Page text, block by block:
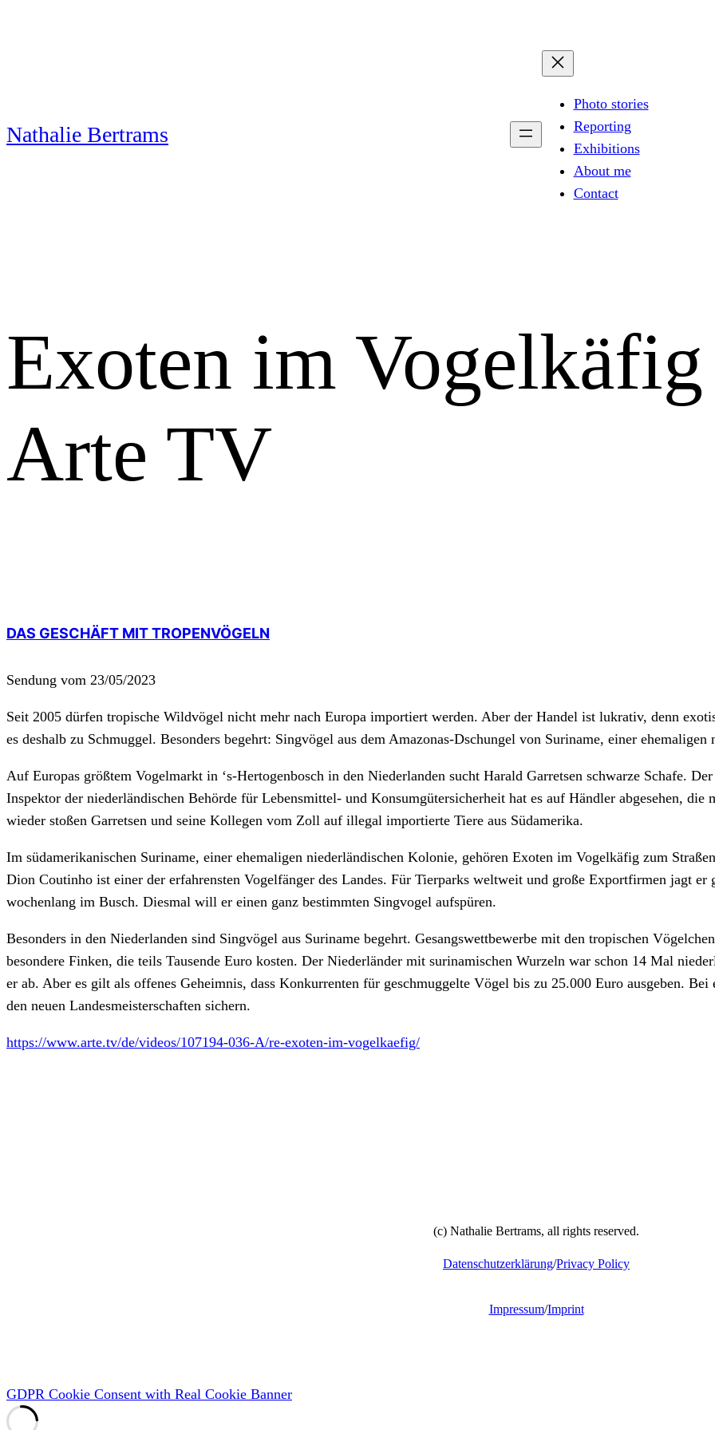
Nathalie Bertrams
Photo stories
Reporting
Exhibitions
About me
Contact
Exoten im
Arte TV
DAS GESCHÄFT MIT TROPENVÖGELN
Sendung vom 23/05/2023
Seit 2005 dürfen tropische Wildvögel nicht mehr nach Europa importiert werden. Aber der Handel ist lukrativ, denn
es deshalb zu Schmuggel. Besonders begehrt: Singvögel aus dem Amazonas-Dschungel von Suriname, einer
Auf Europas größtem Vogelmarkt in ‘s-Hertogenbosch in den Niederlanden sucht Harald Garretsen schwarze Schafe.
Inspektor der niederländischen Behörde für Lebensmittel- und Konsumgütersicherheit hat es auf Händler abgesehen,
wieder stoßen Garretsen und seine Kollegen vom Zoll auf illegal importierte Tiere aus Südamerika.
Im südamerikanischen Suriname, einer ehemaligen niederländischen Kolonie, gehören Exoten im Vogelkäfig zum
Dion Coutinho ist einer der erfahrensten Vogelfänger des Landes. Für Tierparks weltweit und große Exportfirmen jagt
wochenlang im Busch. Diesmal will er einen ganz bestimmten Singvogel aufspüren.
Besonders in den Niederlanden sind Singvögel aus Suriname begehrt. Gesangswettbewerbe mit den tropischen
besondere Finken, die teils Tausende Euro kosten. Der Niederländer mit surinamischen Wurzeln war schon 14 Mal
er ab. Aber es gilt als offenes Geheimnis, dass Konkurrenten für geschmuggelte Vögel bis zu 25.000 Euro ausgeben.
den neuen Landesmeisterschaften sichern.
https://www.arte.tv/de/videos/107194-036-A/re-exoten-im-vogelkaefig/
(c) Nathalie Bertrams, all rights reserved.
Datenschutzerklärung/Privacy Policy
Impressum/Imprint
GDPR Cookie Consent with Real Cookie Banner